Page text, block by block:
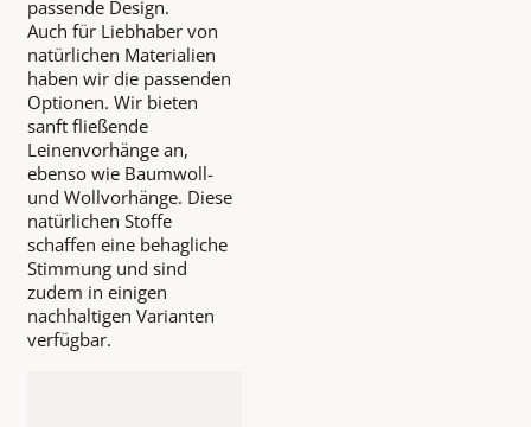
passende Design.
Auch für Liebhaber von
natürlichen Materialien
haben wir die passenden
Optionen. Wir bieten
sanft fließende
Leinenvorhänge an,
ebenso wie Baumwoll-
und Wollvorhänge. Diese
natürlichen Stoffe
schaffen eine behagliche
Stimmung und sind
zudem in einigen
nachhaltigen Varianten
verfügbar.